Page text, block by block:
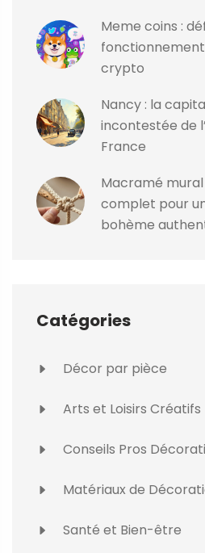
Meme coins :
crypto
Nancy : la
incontestée de
France
Macramé mural
complet pour
bohème
Catégories
Décor par pièce
Arts et Loisirs Créatifs
Conseils Pros
Matériaux de
Santé et Bien-être